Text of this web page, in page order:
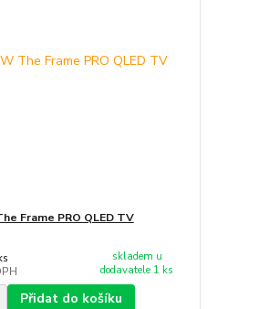
Frame PRO QLED TV
skladem u
dodavatele 1 ks
Přidat do košíku